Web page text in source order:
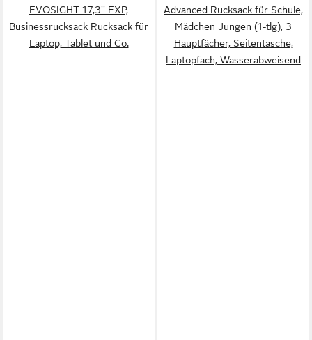
EVOSIGHT 17,3'' EXP,
Businessrucksack Rucksack für
Laptop, Tablet und Co.
Advanced Rucksack für Schule,
Mädchen Jungen (1-tlg), 3
Hauptfächer, Seitentasche,
Laptopfach, Wasserabweisend